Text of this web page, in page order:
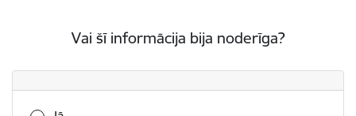
Vai šī informācija bija noderīga?
Vai šī informācija bija noderīga?